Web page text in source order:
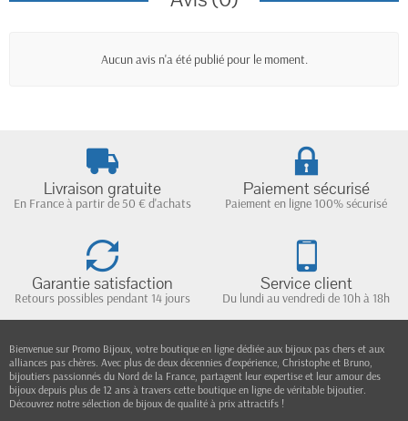
Aucun avis n'a été publié pour le moment.
Livraison gratuite
En France à partir de 50 € d'achats
Paiement sécurisé
Paiement en ligne 100% sécurisé
Garantie satisfaction
Retours possibles pendant 14 jours
Service client
Du lundi au vendredi de 10h à 18h
Bienvenue sur Promo Bijoux, votre boutique en ligne dédiée aux bijoux pas chers et aux
alliances pas chères. Avec plus de deux décennies d'expérience, Christophe et Bruno,
bijoutiers passionnés du Nord de la France, partagent leur expertise et leur amour des
bijoux depuis plus de 12 ans à travers cette boutique en ligne de véritable bijoutier.
Découvrez notre sélection de bijoux de qualité à prix attractifs !